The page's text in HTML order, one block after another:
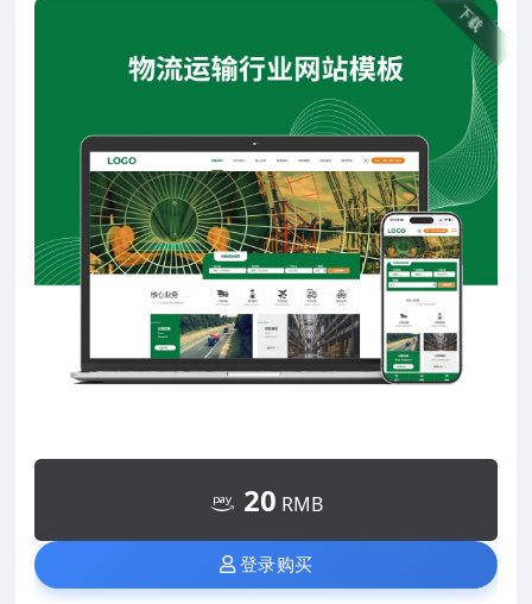
下载
20 RMB
登录购买